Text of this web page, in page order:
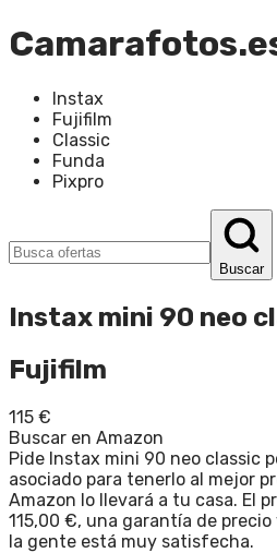
Instax
Fujifilm
Classic
Funda
Pixpro
Buscar
Instax mini 90 neo
Fujifilm
115 €
Buscar en Amazon
Pide Instax mini 90 neo classic
asociado para tenerlo al mejor
Amazon lo llevará a tu casa. El
115,00 €, una garantía de
la gente está muy satisfecha.